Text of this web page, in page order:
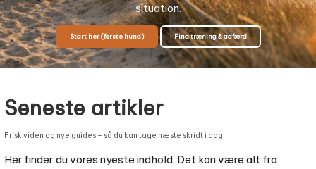
situation.
Start her (første hund) Find træning & adfærd
Seneste artikler
Frisk viden og nye guides – så du kan tage næste skridt i dag.
Her finder du vores nyeste indhold. Det kan være alt fra